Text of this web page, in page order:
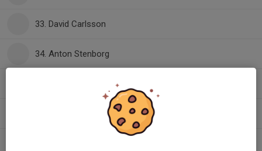
33. David Carlsson
34. Anton Stenborg